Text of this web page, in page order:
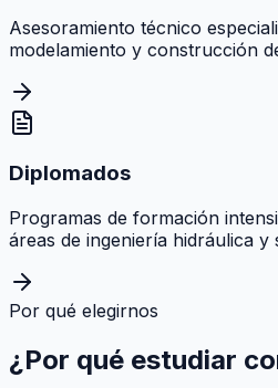
Asesoramiento técnico
modelamiento y construcción
Diplomados
Programas de formación
áreas de ingeniería hidráulica y
Por qué elegirnos
¿Por qué estudiar